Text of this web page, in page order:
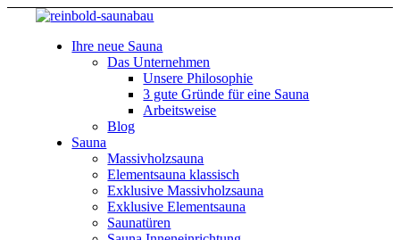
Ihre neue Sauna
Das Unternehmen
Unsere Philosophie
3 gute Gründe für eine Sauna
Arbeitsweise
Blog
Sauna
Massivholzsauna
Elementsauna klassisch
Exklusive Massivholzsauna
Exklusive Elementsauna
Saunatüren